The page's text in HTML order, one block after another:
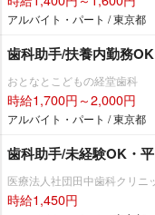
アルバイト・パート / 東京都
歯科助手/扶養内勤務
おとなとこどもの経堂歯科
時給1,700円～2,000円
アルバイト・パート / 東京都
歯科助手/未経験OK・
医療法人社団田中歯科クリニ
時給1,450円